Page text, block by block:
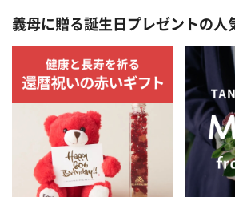
義母に贈る誕生日プレゼントの人